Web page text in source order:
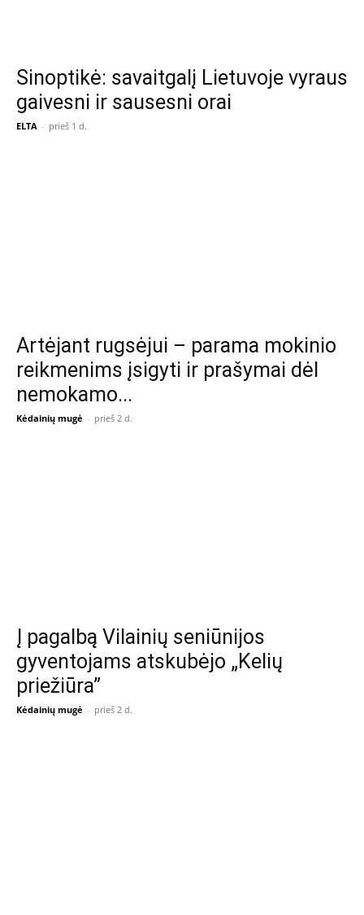
Sinoptikė: savaitgalį Lietuvoje vyraus
gaivesni ir sausesni orai
ELTA - prieš 1 d.
Artėjant rugsėjui – parama mokinio
reikmenims įsigyti ir prašymai dėl
nemokamo...
Kėdainių mugė - prieš 2 d.
Į pagalbą Vilainių seniūnijos
gyventojams atskubėjo „Kelių
priežiūra”
Kėdainių mugė - prieš 2 d.